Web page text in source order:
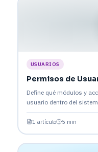
USUARIOS
Permisos de
Define qué módulos y
usuario dentro del
1 artículo 5 min